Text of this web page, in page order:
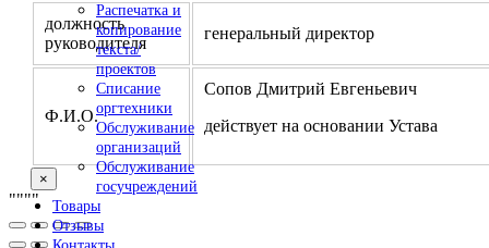
Распечатка и
копирование
текста/
проектов
Списание
оргтехники
Обслуживание
организаций
Обслуживание
госучреждений
Товары
Отзывы
должность
руководителя
генеральный директор
Ф.И.О.
Сопов Дмитрий Евгеньевич
действует на основании Устава
×
""""